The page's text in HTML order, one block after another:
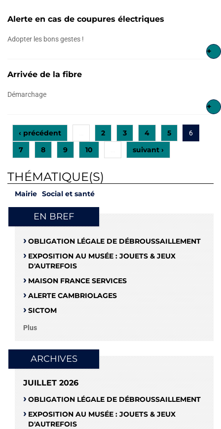
Alerte en cas de coupures électriques
Adopter les bons gestes !
+
Arrivée de la fibre
Démarchage
+
‹ précédent 2 3 4 5 6
7 8 9 10 suivant ›
THÉMATIQUE(S)
Mairie Social et santé
EN BREF
OBLIGATION LÉGALE DE DÉBROUSSAILLEMENT
EXPOSITION AU MUSÉE : JOUETS & JEUX
D'AUTREFOIS
MAISON FRANCE SERVICES
ALERTE CAMBRIOLAGES
SICTOM
Plus
ARCHIVES
JUILLET 2026
OBLIGATION LÉGALE DE DÉBROUSSAILLEMENT
EXPOSITION AU MUSÉE : JOUETS & JEUX
D'AUTREFOIS